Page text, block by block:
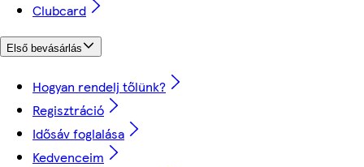
Clubcard
Első bevásárlás
Hogyan rendelj tőlünk?
Regisztráció
Idősáv foglalása
Kedvenceim